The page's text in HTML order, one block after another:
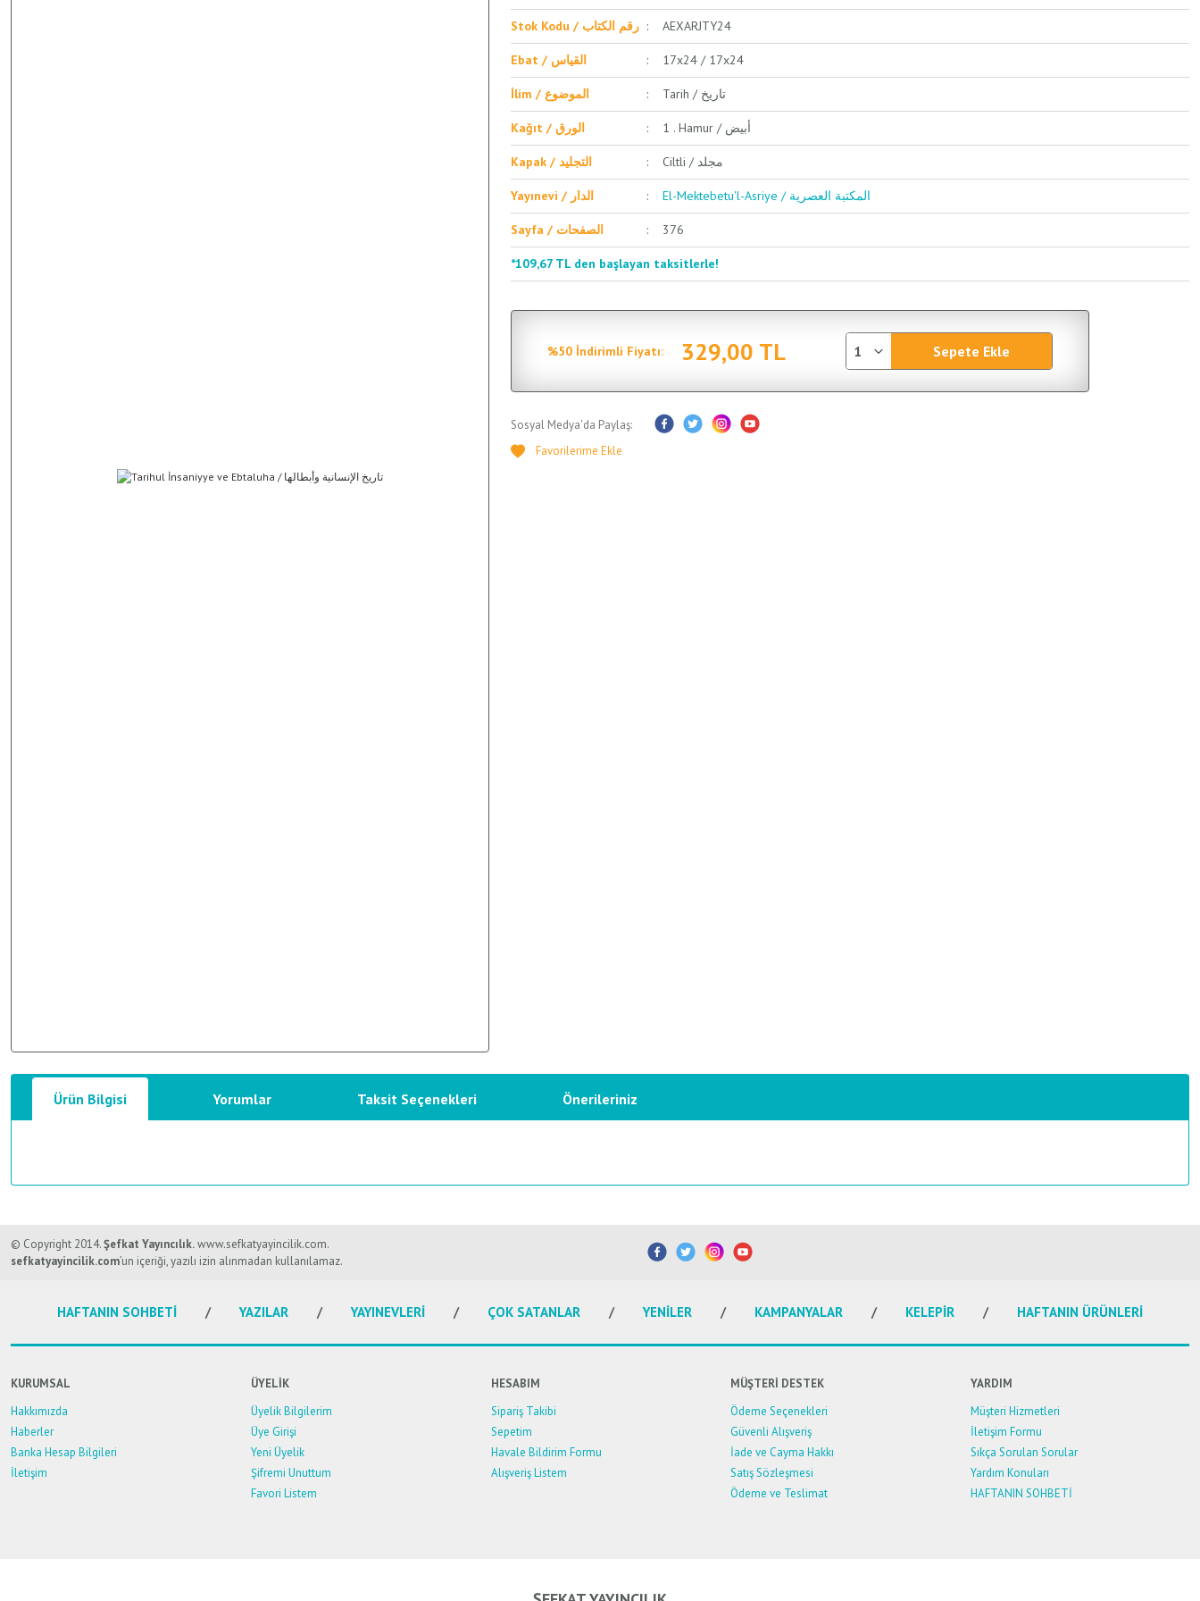
Stok Kodu / رقم الكتاب AEXARJTY24
Ebat / القياس 17x24 / 17x24
İlim / الموضوع Tarih / تاريخ
Kağıt / الورق 1 . Hamur / أبيض
Kapak / التجليد Ciltli / مجلد
Yayınevi / الدار El-Mektebetu'l-Asriye / المكتبة العصرية
Sayfa / الصفحات 376
*109,67 TL den başlayan taksitlerle!
%50 İndirimli Fiyatı: 329,00 TL Sepete Ekle
Sosyal Medya'da Paylaş:
Ürün Bilgisi Yorumlar Taksit Seçenekleri Önerileriniz
Bu ürüne ilk yorumu siz yapın!
Yorum Yaz
Görüş ve önerileriniz için teşekkür ederiz.
Ürün açıklamasında eksik bilgiler bulunuyor.
Bu ürüne benzer farklı alternatifler olmalı.
© Copyright 2014.Şefkat Yayıncılık.www.sefkatyayincilik.com.
sefkatyayincilik.com’un içeriği, yazılı izin alınmadan kullanılamaz.
HAFTANIN SOHBETİ YAZILAR YAYINEVLERİ ÇOK SATANLAR YENİLER KAMPANYALAR KELEPİR HAFTANIN ÜRÜNLERİ
KURUMSAL
Hakkımızda
Haberler
Banka Hesap Bilgileri
İletişim
ÜYELİK
Üyelik Bilgilerim
Üye Girişi
Yeni Üyelik
Şifremi Unuttum
Favori Listem
HESABIM
Sipariş Takibi
Sepetim
Havale Bildirim Formu
Alışveriş Listem
MÜŞTERİ DESTEK
Ödeme Seçenekleri
Güvenli Alışveriş
İade ve Cayma Hakkı
Satış Sözleşmesi
Ödeme ve Teslimat
YARDIM
Müşteri Hizmetleri
İletişim Formu
Sıkça Sorulan Sorular
Yardım Konuları
HAFTANIN SOHBETİ